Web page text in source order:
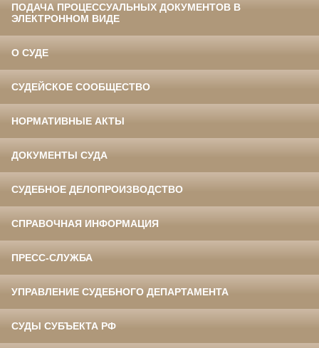
ПОДАЧА ПРОЦЕССУАЛЬНЫХ ДОКУМЕНТОВ В
ЭЛЕКТРОННОМ ВИДЕ
О СУДЕ
СУДЕЙСКОЕ СООБЩЕСТВО
НОРМАТИВНЫЕ АКТЫ
ДОКУМЕНТЫ СУДА
СУДЕБНОЕ ДЕЛОПРОИЗВОДСТВО
СПРАВОЧНАЯ ИНФОРМАЦИЯ
ПРЕСС-СЛУЖБА
УПРАВЛЕНИЕ СУДЕБНОГО ДЕПАРТАМЕНТА
СУДЫ СУБЪЕКТА РФ